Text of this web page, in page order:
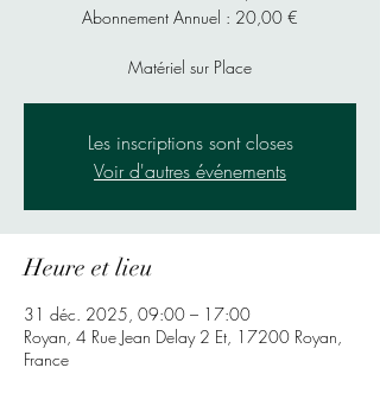
Abonnement Annuel : 20,00 €
Matériel sur Place
Les inscriptions sont closes
Voir d'autres événements
Heure et lieu
31 déc. 2025, 09:00 – 17:00
Royan, 4 Rue Jean Delay 2 Et, 17200 Royan,
France